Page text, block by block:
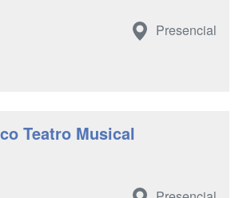
Presencial
Teatro Musical